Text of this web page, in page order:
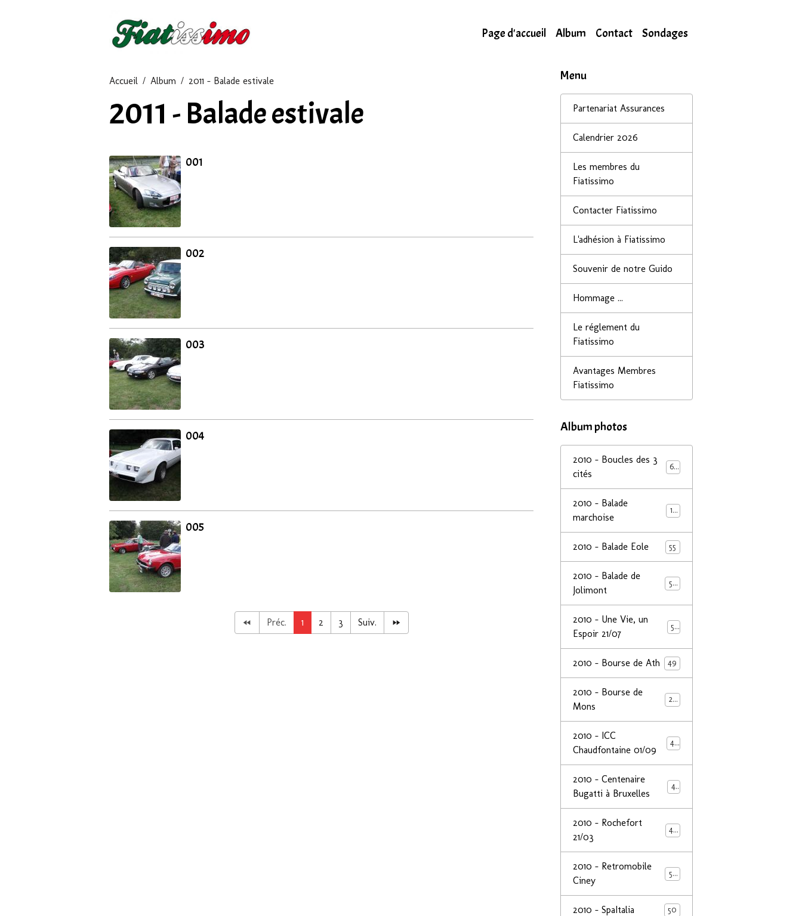
Page d'accueil Album Contact Sondages
Accueil Album 2011 - Balade estivale
2011 - Balade estivale
001
002
003
004
005
Préc. 1 2 3 Suiv.
Menu
Partenariat Assurances
Calendrier 2026
Les membres du
Fiatissimo
Contacter Fiatissimo
L'adhésion à Fiatissimo
Souvenir de notre Guido
Hommage ...
Le réglement du
Fiatissimo
Avantages Membres
Fiatissimo
Album photos
2010 - Boucles des 3
cités
68
2010 - Balade
marchoise
14
2010 - Balade Eole 55
2010 - Balade de
Jolimont
50
2010 - Une Vie, un
Espoir 21/07
53
2010 - Bourse de Ath 49
2010 - Bourse de
Mons
29
2010 - ICC
Chaudfontaine 01/09
44
2010 - Centenaire
Bugatti à Bruxelles
44
2010 - Rochefort
21/03
47
2010 - Retromobile
Ciney
50
2010 - SpaItalia 50